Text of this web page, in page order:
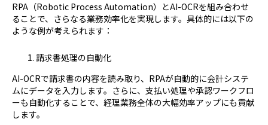
RPA（Robotic Process Automation）とAI-OCRを組み合わせ
ることで、さらなる業務効率化を実現します。具体的には以下の
ような例が考えられます：
請求書処理の自動化
AI-OCRで請求書の内容を読み取り、RPAが自動的に会計システ
ムにデータを入力します。さらに、支払い処理や承認ワークフロ
ーも自動化することで、経理業務全体の大幅効率アップにも貢献
します。